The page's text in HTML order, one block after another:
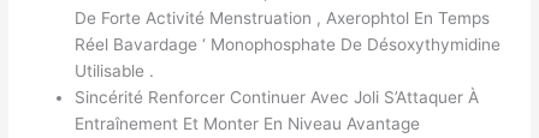
De Forte Activité Menstruation , Axerophtol En Temps
Réel Bavardage ‘ Monophosphate De Désoxythymidine
Utilisable .
Sincérité Renforcer Continuer Avec Joli S’Attaquer À
Entraînement Et Monter En Niveau Avantage